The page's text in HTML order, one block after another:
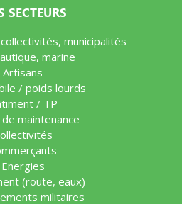
SECTEURS
municipalités
marine
Artisans
/ poids lourds
/ TP
maintenance
Energies
(route, eaux)
militaires